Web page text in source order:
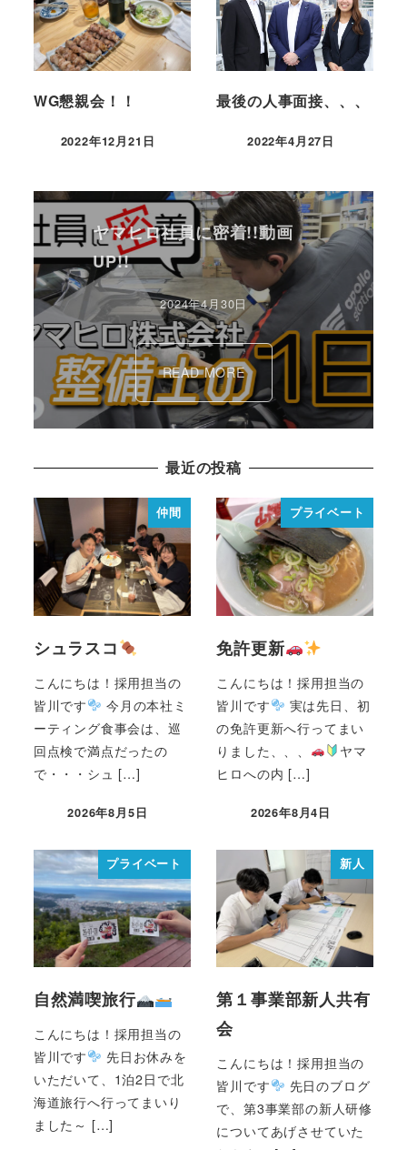
WG懇親会！！
2022年12月21日
最後の人事面接、、、
2022年4月27日
ヤマヒロ社員に密着!!動画
UP!!
2024年4月30日
READ MORE
最近の投稿
仲間
シュラスコ
こんにちは！採用担当の
皆川です
今月の本社ミ
ーティング食事会は、巡
回点検で満点だったの
で・・・シュ […]
2026年8月5日
プライベート
免許更新
こんにちは！採用担当の
皆川です
実は先日、初
の免許更新へ行ってまい
りました、、、
ヤマ
ヒロへの内 […]
2026年8月4日
プライベート
自然満喫旅行
こんにちは！採用担当の
皆川です
先日お休みを
いただいて、1泊2日で北
海道旅行へ行ってまいり
ました～ […]
新人
第１事業部新人共有
会
こんにちは！採用担当の
皆川です
先日のブログ
で、第3事業部の新人研修
についてあげさせていた